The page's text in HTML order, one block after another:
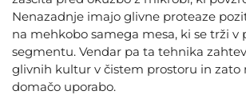
Nenazadnje imajo glivne proteaze
na mehkobo samega mesa, ki se trži v
segmentu. Vendar pa ta tehnika
glivnih kultur v čistem prostoru in zato
domačo uporabo.